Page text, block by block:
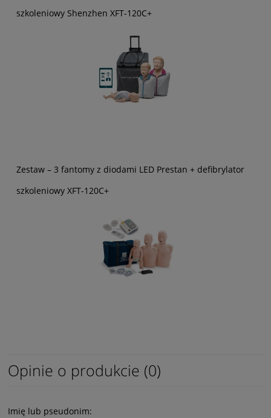
szkoleniowy Shenzhen XFT-120C+
Zestaw – 3 fantomy z diodami LED Prestan + defibrylator
szkoleniowy XFT-120C+
Opinie o produkcie (0)
Imię lub pseudonim: